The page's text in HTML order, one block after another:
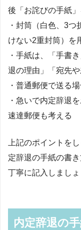
後「お詫びの手紙
・封筒（白色、3
けない2重封筒）を
・手紙は、「手書
退の理由」「宛先
・普通郵便で送る
・急いで内定辞退
速達郵便も考える
上記のポイントを
定辞退の手紙の書
丁寧に記入しましょ
内定辞退の